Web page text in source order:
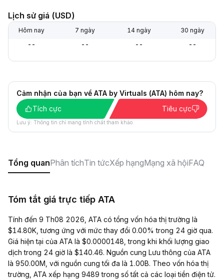
Lịch sử giá (USD)
Hôm nay 7 ngày 14 ngày 30 ngày
-- -- -- --
Cảm nhận của bạn về ATA by Virtuals (ATA) hôm nay?
Tích cực
Tiêu cực
Lưu ý: Thông tin chỉ mang tính chất tham khảo.
Tổng quanPhân tíchTin tứcXếp hạngMạng xã hộiFAQ
Tóm tắt giá trực tiếp ATA
Tính đến 9 Th08 2026, ATA có tổng vốn hóa thị trường là
$14.80K, tương ứng với mức thay đổi 0.00% trong 24 giờ qua.
Giá hiện tại của ATA là $0.0000148, trong khi khối lượng giao
dịch trong 24 giờ là $140.46. Nguồn cung Lưu thông của ATA
là 950.00M, với nguồn cung tối đa là 1.00B. Theo vốn hóa thị
trường, ATA xếp hạng 9489 trong số tất cả các loại tiền điện tử.